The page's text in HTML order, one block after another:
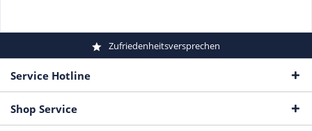
Zufriedenheitsversprechen
Service Hotline
Shop Service